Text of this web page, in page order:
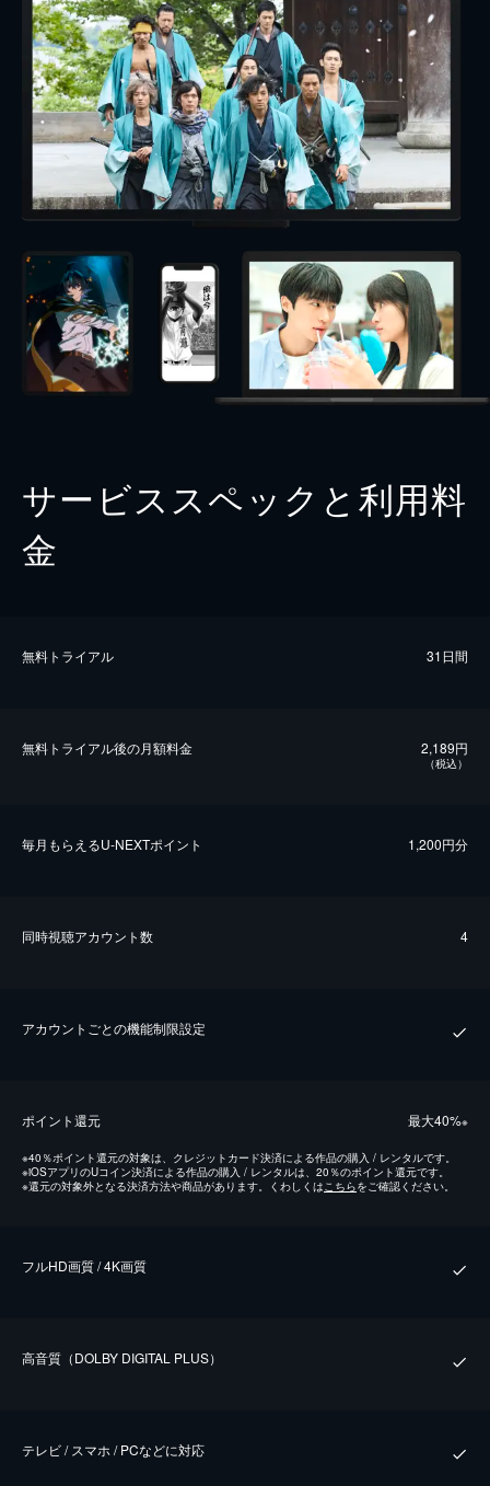
サービススペックと利用料
金
無料トライアル 31日間
無料トライアル後の⽉額料金 2,189円
（税込）
毎⽉もらえるU-NEXTポイント 1,200円分
同時視聴アカウント数 4
アカウントごとの機能制限設定
ポイント還元 最⼤40%※
※40％ポイント還元の対象は、クレジットカード決済による作品の購入 / レンタルです。
※iOSアプリのUコイン決済による作品の購入 / レンタルは、20％のポイント還元です。
※還元の対象外となる決済方法や商品があります。くわしくはこちらをご確認ください。
フルHD画質 / 4K画質
⾼⾳質（DOLBY DIGITAL PLUS）
テレビ / スマホ / PCなどに対応